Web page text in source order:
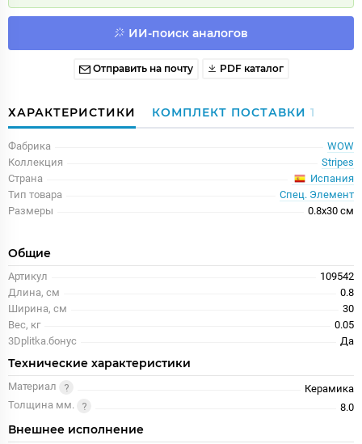
ИИ-поиск аналогов
Отправить на почту PDF каталог
ХАРАКТЕРИСТИКИ КОМПЛЕКТ ПОСТАВКИ 1
Фабрика
WOW
Коллекция
Stripes
Страна
Испания
Тип товара
Спец. Элемент
Размеры
0.8x30 см
Общие
Артикул
109542
Длина, см
0.8
Ширина, см
30
Вес, кг
0.05
3Dplitka.бонус
Да
Технические характеристики
Материал
Керамика
Толщина мм.
8.0
Внешнее исполнение